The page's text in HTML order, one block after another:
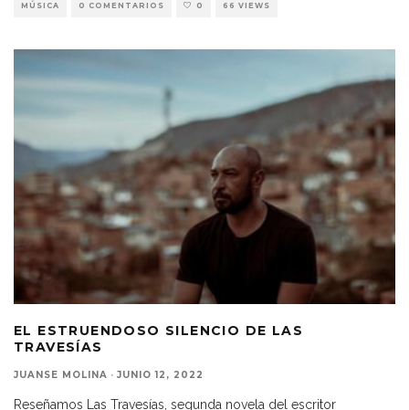
MÚSICA 0 COMENTARIOS 0 66 VIEWS
EL ESTRUENDOSO SILENCIO DE LAS
TRAVESÍAS
JUANSE MOLINA · JUNIO 12, 2022
Reseñamos Las Travesías, segunda novela del escritor